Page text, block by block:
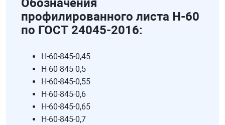
Обозначения
профилированного листа Н-60
по ГОСТ 24045-2016:
Н-60-845-0,45
Н-60-845-0,5
Н-60-845-0,55
Н-60-845-0,6
Н-60-845-0,65
Н-60-845-0,7